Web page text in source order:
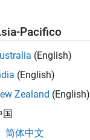
Pacifico
(English)
(English)
Zealand (English)
国
简体中文